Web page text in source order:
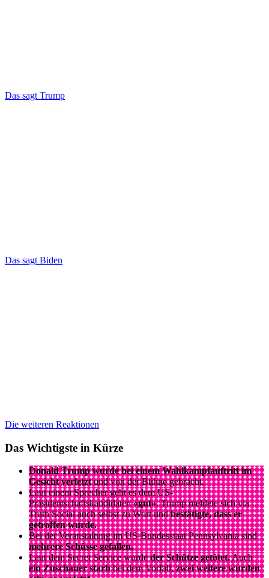
Das sagt Trump
Das sagt Biden
Die weiteren Reaktionen
Das Wichtigste in Kürze
Donald Trump wurde bei einem Wahlkampfauftritt im
Gesicht verletztund von der Bühne gebracht.
Laut einem Sprecher geht es dem US-
Präsidentschaftskandidaten«gut». Trump meldete sich via
Truth Social auch selbst zu Wort undbestätigte, dass er
getroffen wurde.
Bei der Veranstaltung im US-Bundesstaat Pennsylvania sind
mehrere Schüsse gefallen.
Laut dem Secret Service wurdeder Schütze getötet.Auch
ein Zuschauer starbbei dem Vorfall,zwei weitere wurden